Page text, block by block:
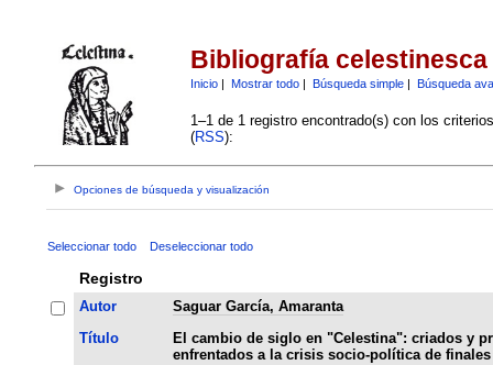
Bibliografía celestinesca
Inicio| Mostrar todo| Búsqueda simple| Búsqueda
1–1 de 1 registro encontrado(s) con los
(RSS):
Opciones de búsqueda y visualización
Seleccionar todo Deseleccionar todo
Registro
Autor
Saguar García, Amaranta
Título
El cambio de siglo en "Celestina": criados y
enfrentados a la crisis socio-política de